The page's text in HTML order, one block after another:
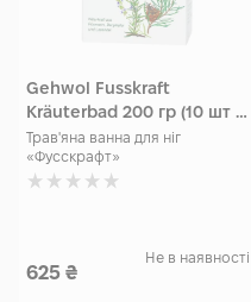
Gehwol Fusskraft
Kräuterbad 200 гр (10 шт *
20 гр)
Трав'яна ванна для ніг
«Фусскрафт»
625 ₴
Не в наявності